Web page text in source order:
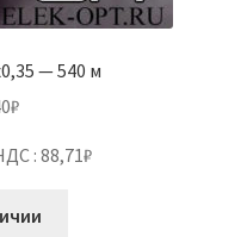
— 540 м
₽
: 88,71₽